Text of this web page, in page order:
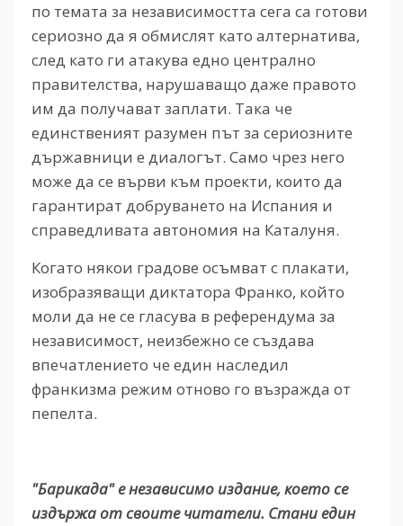
по темата за независимостта сега са готови
сериозно да я обмислят като алтернатива,
след като ги атакува едно централно
правителства, нарушаващо даже правото
им да получават заплати. Така че
единственият разумен път за сериозните
държавници е диалогът. Само чрез него
може да се върви към проекти, които да
гарантират добруването на Испания и
справедливата автономия на Каталуня.
Когато някои градове осъмват с плакати,
изобразяващи диктатора Франко, който
моли да не се гласува в референдума за
независимост, неизбежно се създава
впечатлението че един наследил
франкизма режим отново го възражда от
пепелта.
"Барикада" е независимо издание, което се
издържа от своите читатели. Стани един